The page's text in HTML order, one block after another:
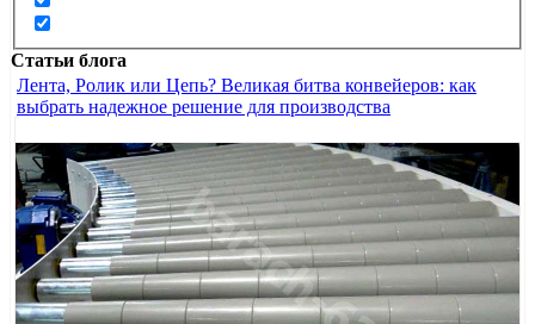
Статьи блога
Лента, Ролик или Цепь? Великая битва конвейеров: как
выбрать надежное решение для производства